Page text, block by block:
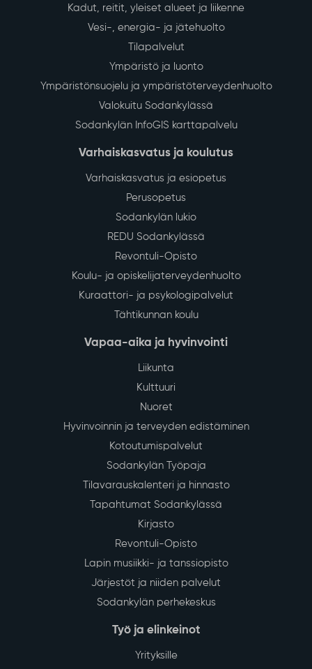
Kadut, reitit, yleiset alueet ja liikenne
Vesi-, energia- ja jätehuolto
Tilapalvelut
Ympäristö ja luonto
Ympäristönsuojelu ja ympäristöterveydenhuolto
Valokuitu Sodankylässä
Sodankylän InfoGIS karttapalvelu
Varhaiskasvatus ja koulutus
Varhaiskasvatus ja esiopetus
Perusopetus
Sodankylän lukio
REDU Sodankylässä
Revontuli-Opisto
Koulu- ja opiskelijaterveydenhuolto
Kuraattori- ja psykologipalvelut
Tähtikunnan koulu
Vapaa-aika ja hyvinvointi
Liikunta
Kulttuuri
Nuoret
Hyvinvoinnin ja terveyden edistäminen
Kotoutumispalvelut
Sodankylän Työpaja
Tilavarauskalenteri ja hinnasto
Tapahtumat Sodankylässä
Kirjasto
Revontuli-Opisto
Lapin musiikki- ja tanssiopisto
Järjestöt ja niiden palvelut
Sodankylän perhekeskus
Työ ja elinkeinot
Yrityksille